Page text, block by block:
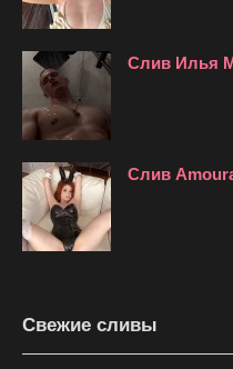
Слив Илья
Слив
Свежие сливы